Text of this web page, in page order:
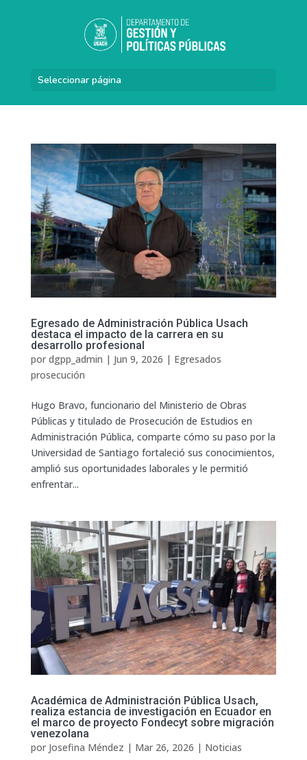
Seleccionar página
Egresado de Administración Pública Usach
destaca el impacto de la carrera en su
desarrollo profesional
por dgpp_admin | Jun 9, 2026 | Egresados
prosecución
Hugo Bravo, funcionario del Ministerio de Obras
Públicas y titulado de Prosecución de Estudios en
Administración Pública, comparte cómo su paso por la
Universidad de Santiago fortaleció sus conocimientos,
amplió sus oportunidades laborales y le permitió
enfrentar...
Académica de Administración Pública Usach,
realiza estancia de investigación en Ecuador en
el marco de proyecto Fondecyt sobre migración
venezolana
por Josefina Méndez | Mar 26, 2026 | Noticias